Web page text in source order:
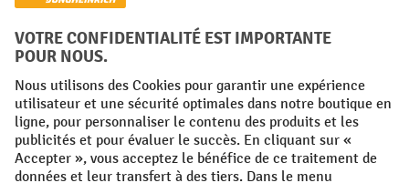
FR NL
Conditions générales Mentions légales
Protection des Données Politique de cookies